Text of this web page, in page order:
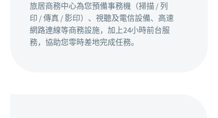
旅居商務中心為您預備事務機（掃描 / 列
印 / 傳真 / 影印）、視聽及電信設備、高速
網路連線等商務設施，加上24小時前台服
務，協助您零時差地完成任務。